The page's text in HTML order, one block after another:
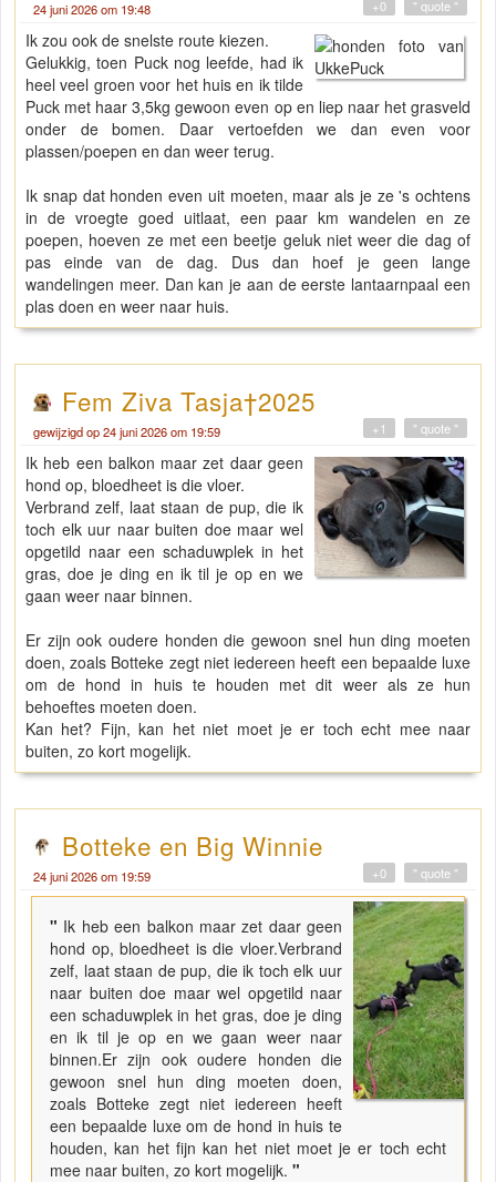
24 juni 2026 om 19:48 " quote "
+0
Ik zou ook de snelste route kiezen.
Gelukkig, toen Puck nog leefde, had ik
heel veel groen voor het huis en ik tilde
Puck met haar 3,5kg gewoon even op en liep naar het grasveld
onder de bomen. Daar vertoefden we dan even voor
plassen/poepen en dan weer terug.
Ik snap dat honden even uit moeten, maar als je ze 's ochtens
in de vroegte goed uitlaat, een paar km wandelen en ze
poepen, hoeven ze met een beetje geluk niet weer die dag of
pas einde van de dag. Dus dan hoef je geen lange
wandelingen meer. Dan kan je aan de eerste lantaarnpaal een
plas doen en weer naar huis.
Fem Ziva Tasja†2025
gewijzigd op 24 juni 2026 om 19:59 " quote "
+1
Ik heb een balkon maar zet daar geen
hond op, bloedheet is die vloer.
Verbrand zelf, laat staan de pup, die ik
toch elk uur naar buiten doe maar wel
opgetild naar een schaduwplek in het
gras, doe je ding en ik til je op en we
gaan weer naar binnen.
Er zijn ook oudere honden die gewoon snel hun ding moeten
doen, zoals Botteke zegt niet iedereen heeft een bepaalde luxe
om de hond in huis te houden met dit weer als ze hun
behoeftes moeten doen.
Kan het? Fijn, kan het niet moet je er toch echt mee naar
buiten, zo kort mogelijk.
Botteke en Big Winnie
24 juni 2026 om 19:59 " quote "
+0
" Ik heb een balkon maar zet daar geen
hond op, bloedheet is die vloer.Verbrand
zelf, laat staan de pup, die ik toch elk uur
naar buiten doe maar wel opgetild naar
een schaduwplek in het gras, doe je ding
en ik til je op en we gaan weer naar
binnen.Er zijn ook oudere honden die
gewoon snel hun ding moeten doen,
zoals Botteke zegt niet iedereen heeft
een bepaalde luxe om de hond in huis te
houden, kan het fijn kan het niet moet je er toch echt
mee naar buiten, zo kort mogelijk. "